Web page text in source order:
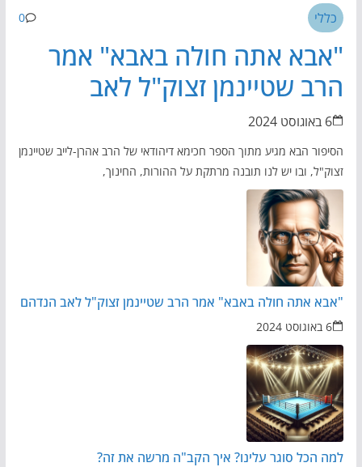
כללי 0
"אבא אתה חולה באבא" אמר
הרב שטיינמן זצוק"ל לאב
הנדהם
6 באוגוסט 2024
הסיפור הבא מגיע מתוך הספר חכימא דיהודאי של הרב אהרן-לייב שטיינמן
זצוק"ל, ובו יש לנו תובנה מרתקת על ההורות, החינוך,
"אבא אתה חולה באבא" אמר הרב שטיינמן זצוק"ל לאב הנדהם
6 באוגוסט 2024
למה הכל סוגר עלינו? איך הקב"ה מרשה את זה?